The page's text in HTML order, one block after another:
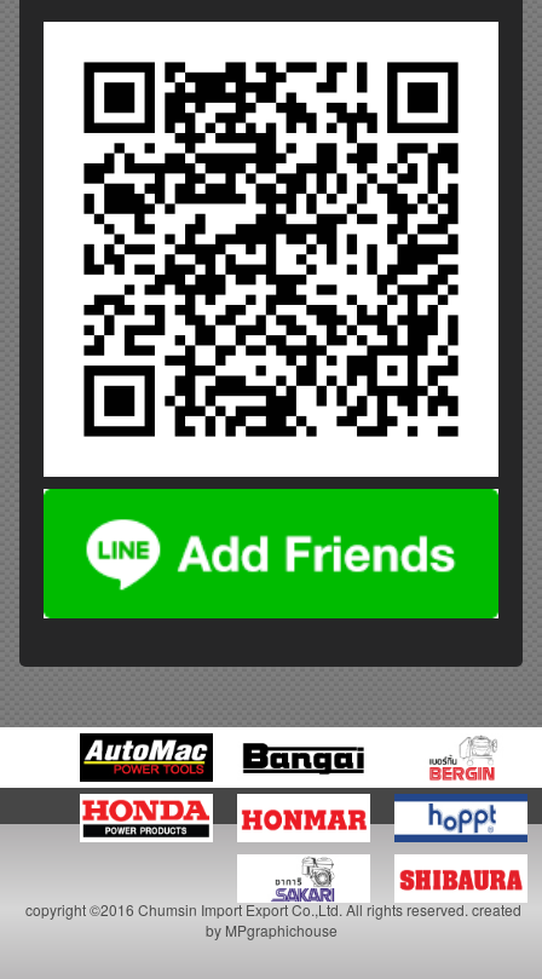
copyright ©2016 Chumsin Import Export Co.,Ltd. All rights reserved. created
by MPgraphichouse